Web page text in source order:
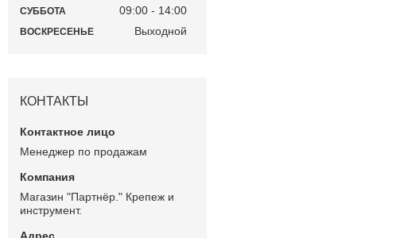
СУББОТА 09:00 14:00
ВОСКРЕСЕНЬЕ Выходной
КОНТАКТЫ
Менеджер по продажам
Магазин "Партнёр." Крепеж и
инструмент.